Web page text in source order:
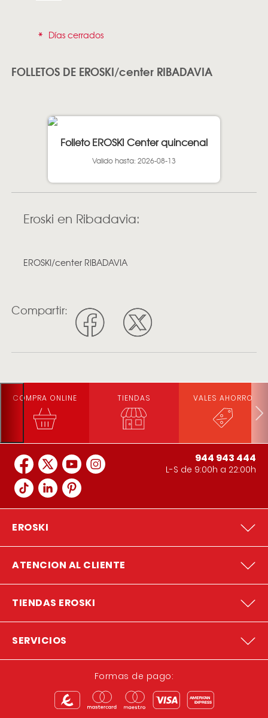
* Días cerrados
FOLLETOS DE EROSKI/center RIBADAVIA
Folleto EROSKI Center quincenal
Valido hasta: 2026-08-13
Eroski en Ribadavia:
EROSKI/center RIBADAVIA
Compartir:
COMPRA ONLINE TIENDAS VALES AHORRO
944 943 444
L-S de 9:00h a 22:00h
EROSKI
ATENCION AL CLIENTE
TIENDAS EROSKI
SERVICIOS
Formas de pago: